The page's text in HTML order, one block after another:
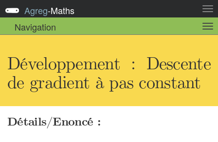
la
Agreg-Maths
Navigation
la
Développement : Descente
de gradient à pas constant
Détails/Enoncé :